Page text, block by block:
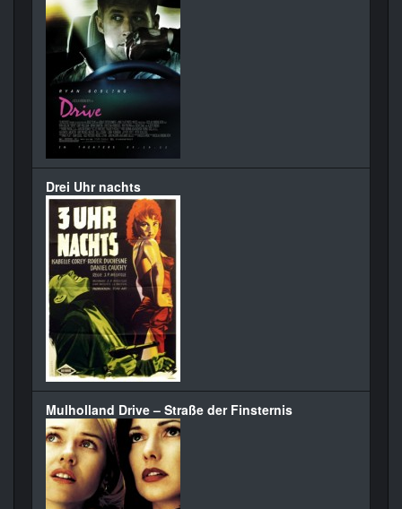
Drei Uhr nachts
Mulholland Drive – Straße der Finsternis